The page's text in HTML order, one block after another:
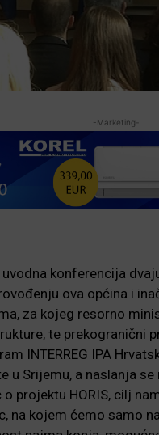
-Marketing-
konferencija
ova općina i
za kojeg resorno
te prekogranični
INTERREG IPA
u Srijemu, a naslanja
projektu HORIS, cilj
na kojem ćemo samo